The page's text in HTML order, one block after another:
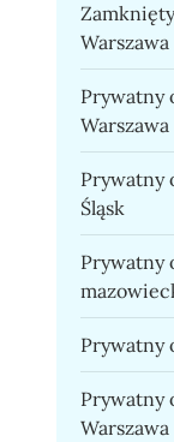
Warszawa
Prywatny
Warszawa
Prywatny
Śląsk
Prywatny
Prywatny
Prywatny
Warszawa